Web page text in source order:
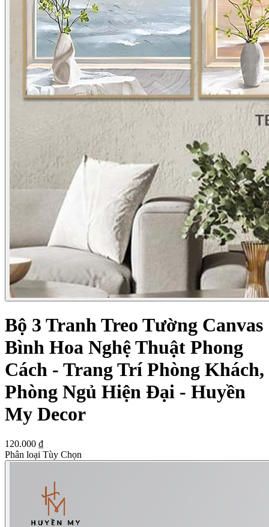
Bộ 3 Tranh Treo Tường Canvas
Bình Hoa Nghệ Thuật Phong
Cách - Trang Trí Phòng Khách,
Phòng Ngủ Hiện Đại - Huyền
My Decor
120.000 ₫
Phân loại Tùy Chọn